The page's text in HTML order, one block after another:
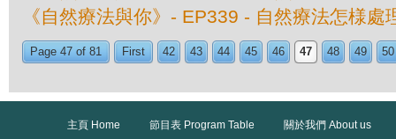
《自然療法與你》- EP339 - 自然療法怎様處
Page 47 of 81 First 42 43 44 45 46 47 48 49 50
主頁 Home 節目表 Program Table
關於我們 About us